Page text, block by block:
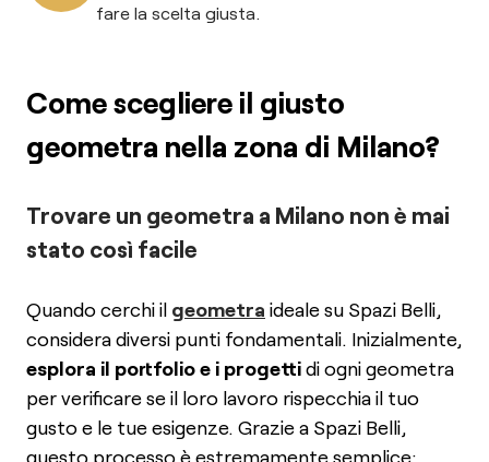
fare la scelta giusta.
Come scegliere il giusto
geometra nella zona di Milano?
Trovare un geometra a Milano non è mai
stato così facile
Quando cerchi il geometra ideale su Spazi Belli,
considera diversi punti fondamentali. Inizialmente,
esplora il portfolio e i progettidi ogni geometra
per verificare se il loro lavoro rispecchia il tuo
gusto e le tue esigenze. Grazie a Spazi Belli,
questo processo è estremamente semplice: